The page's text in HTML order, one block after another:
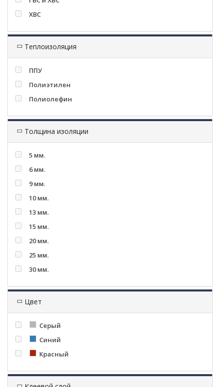
ХВС
Теплоизоляция
ППУ
Полиэтилен
Полиолефин
Толщина изоляции
5 мм.
6 мм.
9 мм.
10 мм.
13 мм.
15 мм.
20 мм.
25 мм.
30 мм.
Цвет
Серый
Синий
Красный